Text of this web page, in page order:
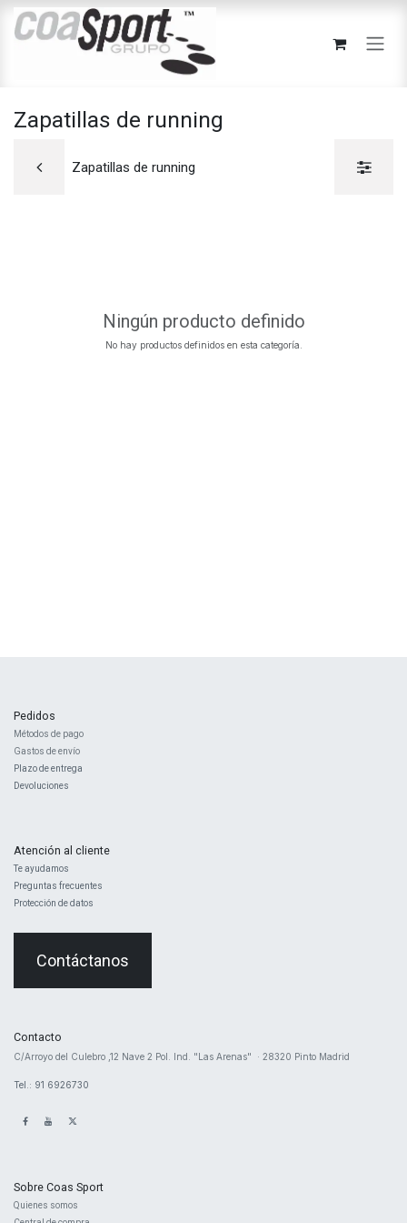
Ir al contenido
Zapatillas de running
Zapatillas de running
Ningún producto definido
No hay productos definidos en esta categoría.
Pedidos
Métodos de pago
Gastos de envío
Plazo de entrega
Devoluciones
Atención al cliente
Te ayudamos
Preguntas frecuentes
Protección de datos
Contáctanos
Contacto
​C/Arroyo del Culebro ,12 Nave 2 ​Pol. Ind. "Las Arenas" · 28320 Pinto Madrid
Tel.: 91 6926730
Sobre Coas Sport
Quienes ​somos